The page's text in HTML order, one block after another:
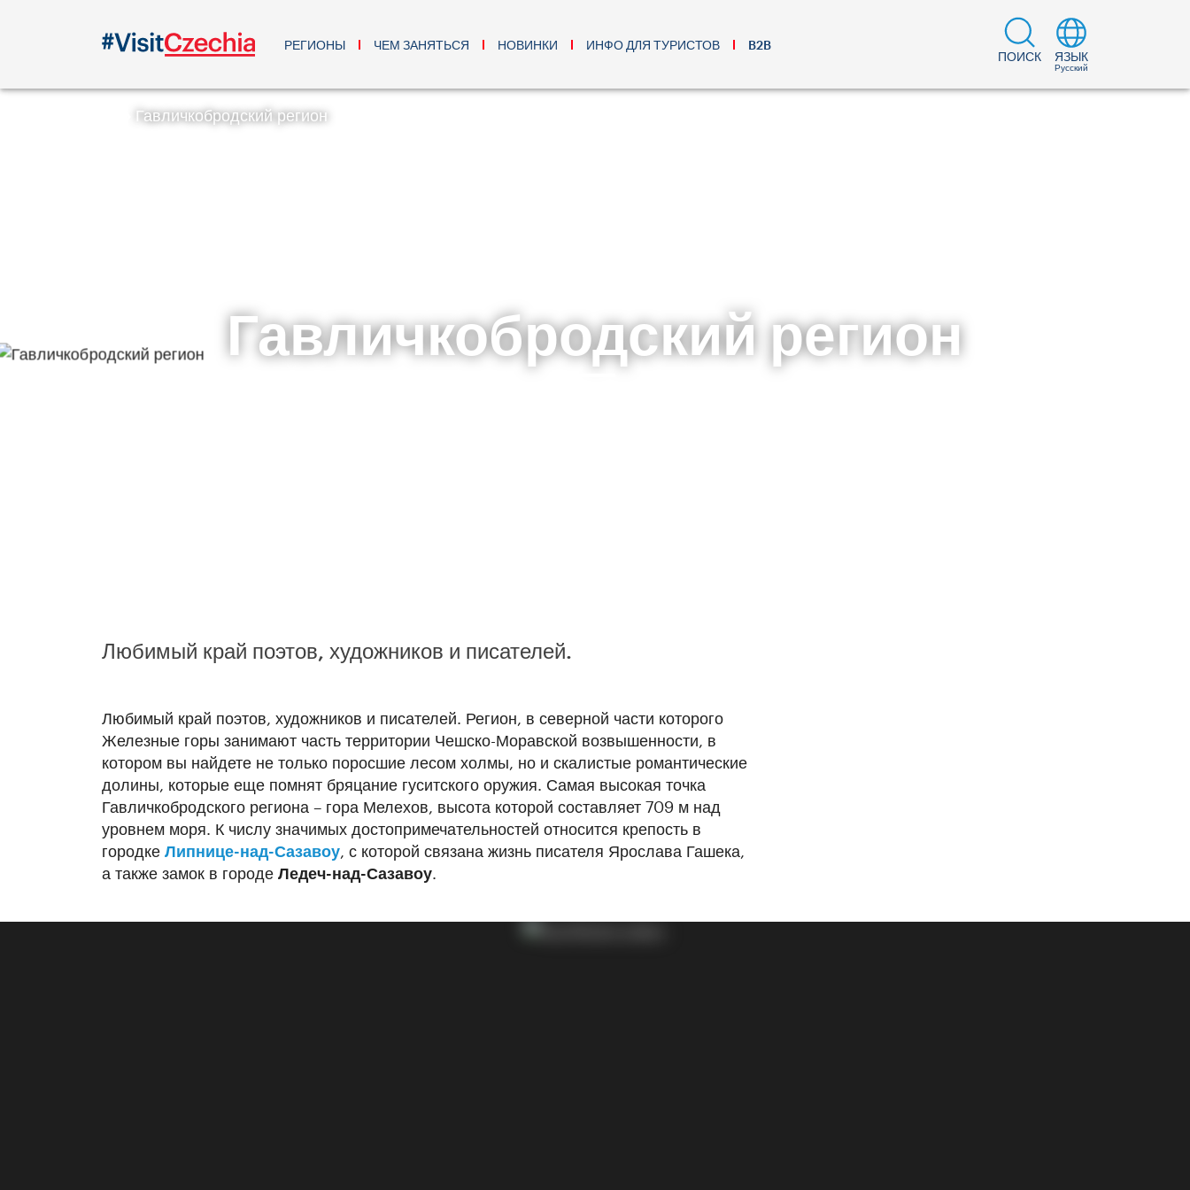
РЕГИОНЫ ЧЕМ ЗАНЯТЬСЯ НОВИНКИ ИНФО ДЛЯ ТУРИСТОВ B2B
ПОИСК ЯЗЫК
Русский
Гавличкобродский регион
Гавличкобродский регион
Любимый край поэтов, художников и писателей.
Любимый край поэтов, художников и писателей. Регион, в северной части которого
Железные горы занимают часть территории Чешско-Моравской возвышенности, в
котором вы найдете не только поросшие лесом холмы, но и скалистые романтические
долины, которые еще помнят бряцание гуситского оружия. Самая высокая точка
Гавличкобродского региона – гора Мелехов, высота которой составляет 709 м над
уровнем моря. К числу значимых достопримечательностей относится крепость в
городке Липнице-над-Сазавоу, с которой связана жизнь писателя Ярослава Гашека,
а также замок в городе Ледеч-над-Сазавоу.